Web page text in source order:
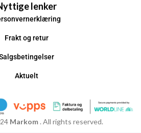
lenker
Frakt og retur
Aktuelt
Markom . All rights reserved.